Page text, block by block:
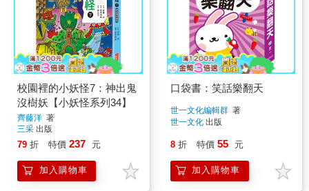
校園裡的小妖怪7：神出鬼
沒樹妖【小妖怪系列34】
齊藤洋 著
三采 出版
79 折 特價 237 元
加入購物車
口袋書：笑話樂翻天
世一文化編輯群著
世一文化出版
8 折 特價 55 元
加入購物車